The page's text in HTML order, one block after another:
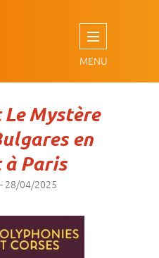
Mystère
en
à Paris
28/04/2025